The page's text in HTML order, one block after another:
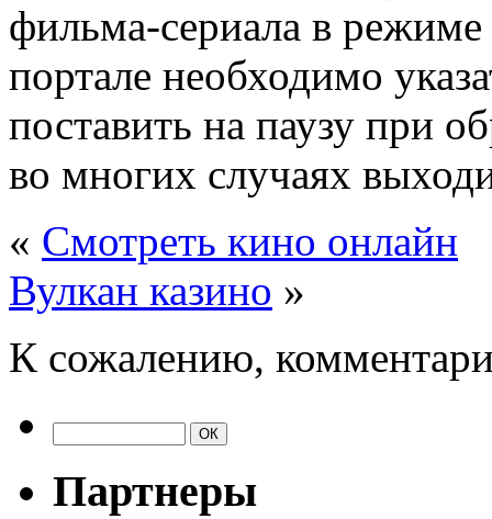
фильма-сериала в
портале необходимо
поставить на паузу при
во многих случаях
« Смотреть кино онлайн
Вулкан казино »
К сожалению,
Партнеры